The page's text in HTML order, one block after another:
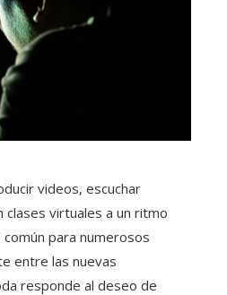
videos, escuchar
virtuales a un ritmo
para numerosos
entre las nuevas
responde al deseo de